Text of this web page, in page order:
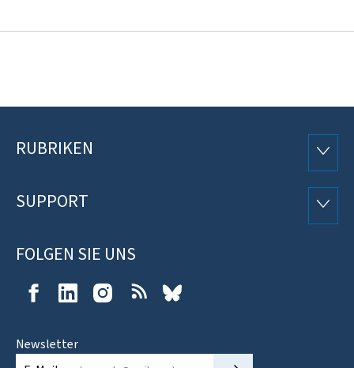
Footer
RUBRIKEN
SUPPORT
FOLGEN SIE UNS
FacebookLinkedIn InstagramRSS
Newsletter